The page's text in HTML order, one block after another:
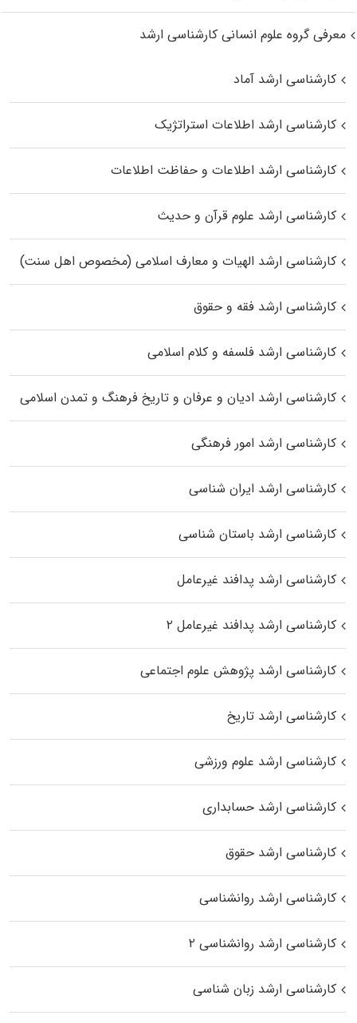
معرفی گروه علوم انسانی کارشناسی ارشد
کارشناسی ارشد آماد
کارشناسی ارشد اطلاعات استراتژیک
کارشناسی ارشد اطلاعات و حفاظت اطلاعات
کارشناسی ارشد علوم قرآن و حدیث
کارشناسی ارشد الهیات و معارف اسلامی (مخصوص اهل سنت)
کارشناسی ارشد فقه و حقوق
کارشناسی ارشد فلسفه و کلام اسلامی
کارشناسی ارشد ادیان و عرفان و تاریخ فرهنگ و تمدن اسلامی
کارشناسی ارشد امور فرهنگی
کارشناسی ارشد ایران شناسی
کارشناسی ارشد باستان شناسی
کارشناسی ارشد پدافند غیرعامل
کارشناسی ارشد پدافند غیرعامل ۲
کارشناسی ارشد پژوهش علوم اجتماعی
کارشناسی ارشد تاریخ
کارشناسی ارشد علوم ورزشی
کارشناسی ارشد حسابداری
کارشناسی ارشد حقوق
کارشناسی ارشد روانشناسی
کارشناسی ارشد روانشناسی ۲
کارشناسی ارشد زبان شناسی